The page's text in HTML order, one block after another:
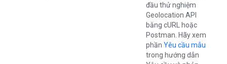
đầu thử nghiệm
Geolocation API
bằng cURL hoặc
Postman. Hãy xem
phần Yêu cầu mẫu
trong hướng dẫn